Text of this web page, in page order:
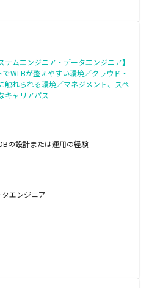
ムエンジニア・データエンジニア】
WLBが整えやすい環境／クラウド・
触れられる環境／マネジメント、スペ
キャリアパス
の設計または運用の経験
エンジニア